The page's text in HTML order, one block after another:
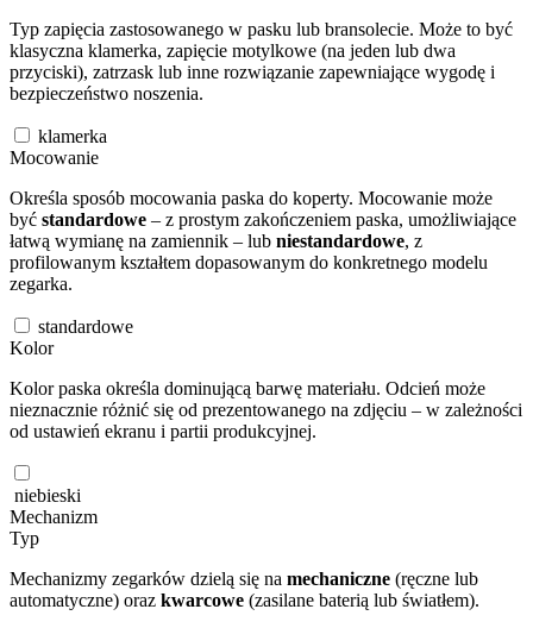
Typ zapięcia zastosowanego w pasku lub bransolecie. Może to być
klasyczna klamerka, zapięcie motylkowe (na jeden lub dwa
przyciski), zatrzask lub inne rozwiązanie zapewniające wygodę i
bezpieczeństwo noszenia.
klamerka
Mocowanie
Określa sposób mocowania paska do koperty. Mocowanie może
być standardowe – z prostym zakończeniem paska, umożliwiające
łatwą wymianę na zamiennik – lub niestandardowe, z
profilowanym kształtem dopasowanym do konkretnego modelu
zegarka.
standardowe
Kolor
Kolor paska określa dominującą barwę materiału. Odcień może
nieznacznie różnić się od prezentowanego na zdjęciu – w zależności
od ustawień ekranu i partii produkcyjnej.
niebieski
Mechanizm
Typ
Mechanizmy zegarków dzielą się na mechaniczne (ręczne lub
automatyczne) oraz kwarcowe (zasilane baterią lub światłem).